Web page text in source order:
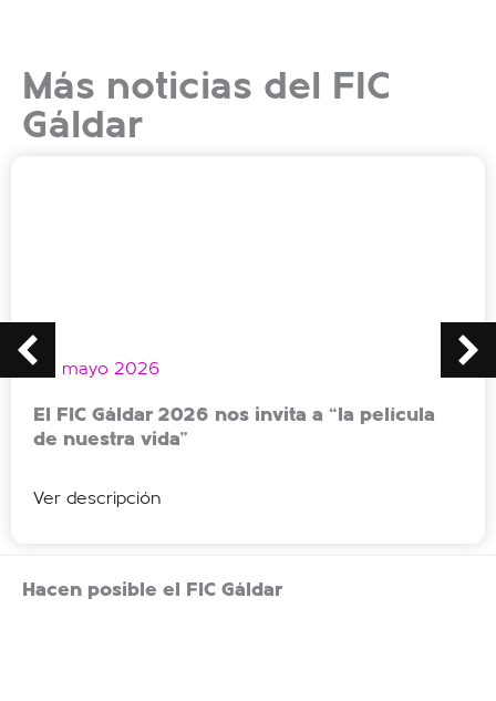
Más noticias del FIC
Gáldar
20 mayo 2026
El FIC Gáldar 2026 nos invita a “la película
de nuestra vida”
Ver descripción
Hacen posible el FIC Gáldar